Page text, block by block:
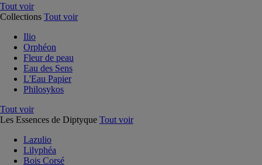
Tout voir
Collections Tout voir
Ilio
Orphéon
Fleur de peau
Eau des Sens
L'Eau Papier
Philosykos
Tout voir
Les Essences de Diptyque Tout voir
Lazulio
Lilyphéa
Bois Corsé